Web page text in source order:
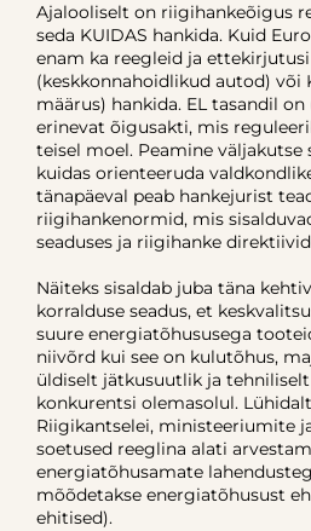
Ajalooliselt on riigihankeõigus
seda KUIDAS hankida. Kuid
enam ka reegleid ja ettekirjutusi
(keskkonnahoidlikud autod) või
määrus) hankida. EL tasandil
erinevat õigusakti, mis
teisel moel. Peamine väljakutse
kuidas orienteeruda
tänapäeval peab hankejurist
riigihankenormid, mis
seaduses ja riigihanke
Näiteks sisaldab juba täna
korralduse seadus, et
suure energiatõhususega
niivõrd kui see on kulutõhus,
üldiselt jätkusuutlik ja
konkurentsi olemasolul.
Riigikantselei, ministeeriumite
soetused reeglina alati
energiatõhusamate
mõõdetakse energiatõhusust
ehitised).